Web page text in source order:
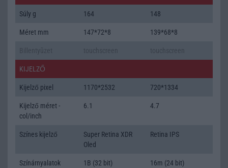
Súly g 164 148
Méret mm 147*72*8 139*68*8
KIJELZŐ
Kijelző pixel 1170*2532 720*1334
Kijelző méret -
col/inch
6.1 4.7
Színes kijelző
Super Retina XDR
Oled
Retina IPS
Színárnyalatok
1B (32 bit) 16m (24 bit)